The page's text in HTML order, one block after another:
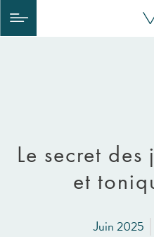
Le secret
et
Juin 2025